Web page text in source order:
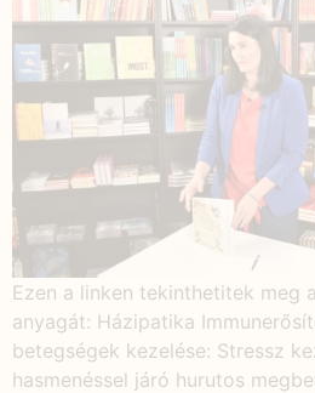
Ezen a linken tekinthetitek meg
anyagát: Házipatika
betegségek kezelése: Stressz
hasmenéssel járó hurutos